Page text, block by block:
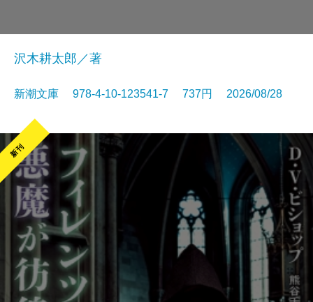
沢木耕太郎／著
新潮文庫 978-4-10-123541-7 737円 2026/08/28
新刊